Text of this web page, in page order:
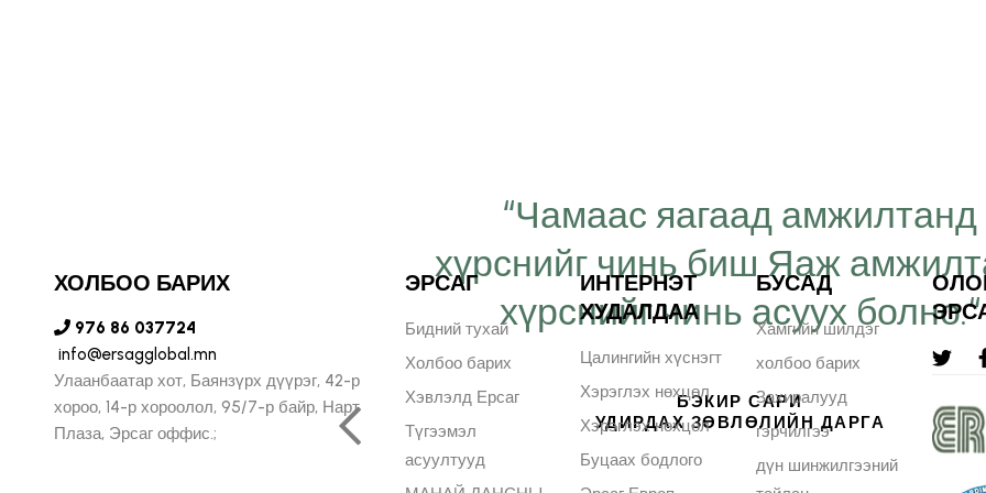
компанид
хязгааргүй
илэрхийлж, илүү
зоригтойгоор
“Чамаас яагаад амжилтанд
хүрснийг чинь биш Яаж
хүрснийг чинь асуух болно.“
БЭКИР САРИ
УДИРДАХ ЗӨВЛӨЛИЙН ДАРГА
ХОЛБОО БАРИХ
976 86 037724
info@ersagglobal.mn
Улаанбаатар хот, Баянзүрх дүүрэг, 42-р
хороо, 14-р хороолол, 95/7-р байр, Нарт
Плаза, Эрсаг оффис.;
ЭРСАГ
Бидний тухай
Холбоо барих
Хэвлэлд Ерсаг
Түгээмэл
асуултууд
ИНТЕРНЭТ
ХУДАЛДАА
Цалингийн хүснэгт
Хэрэглэх нөхцөл
Хэрэглэх нөхцөл
Буцаах бодлого
БУСАД
Хамгийн шилдэг
холбоо барих
Захиралууд
гэрчилгээ
дүн шинжилгээний